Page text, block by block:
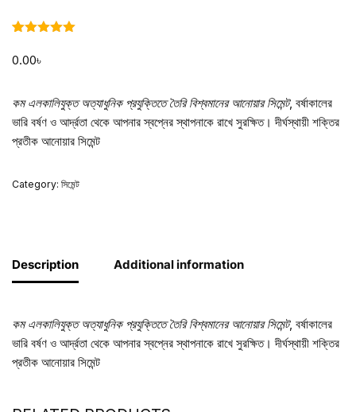
out of 5
based on
0.00৳
কম এলকালিযুক্ত অত্যাধুনিক প্রযুক্তিতে তৈরি বিশ্বমানের আনোয়ার সিমেন্ট, বর্ষাকালের
ভারি বর্ষণ ও আর্দ্রতা থেকে আপনার স্বপ্নের স্থাপনাকে রাখে সুরক্ষিত। দীর্ঘস্থায়ী শক্তির
প্রতীক আনোয়ার সিমেন্ট
Category: সিমেন্ট
Description Additional information
কম এলকালিযুক্ত অত্যাধুনিক প্রযুক্তিতে তৈরি বিশ্বমানের আনোয়ার সিমেন্ট, বর্ষাকালের
ভারি বর্ষণ ও আর্দ্রতা থেকে আপনার স্বপ্নের স্থাপনাকে রাখে সুরক্ষিত। দীর্ঘস্থায়ী শক্তির
প্রতীক আনোয়ার সিমেন্ট